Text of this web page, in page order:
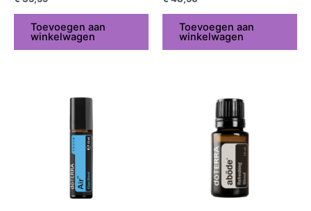
Toevoegen aan
winkelwagen
Toevoegen aan
winkelwagen